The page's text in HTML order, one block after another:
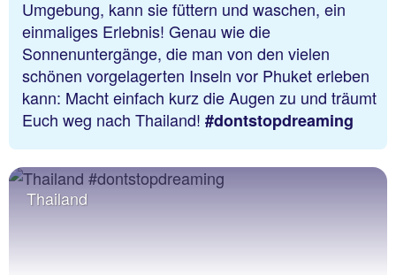
Umgebung, kann sie füttern und waschen, ein
einmaliges Erlebnis! Genau wie die
Sonnenuntergänge, die man von den vielen
schönen vorgelagerten Inseln vor Phuket erleben
kann: Macht einfach kurz die Augen zu und träumt
Euch weg nach Thailand! #dontstopdreaming
Thailand